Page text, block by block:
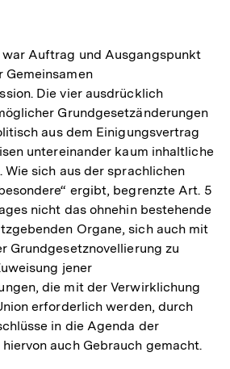
Auftrag und Ausgangspunkt
Gemeinsamen
Die vier ausdrücklich
Grundgesetzänderungen
aus dem Einigungsvertrag
untereinander kaum inhaltliche
Wie sich aus der sprachlichen
ergibt, begrenzte Art. 5
nicht das ohnehin bestehende
Organe, sich auch mit
Grundgesetznovellierung zu
jener
die mit der Verwirklichung
erforderlich werden, durch
in die Agenda der
auch Gebrauch gemacht.